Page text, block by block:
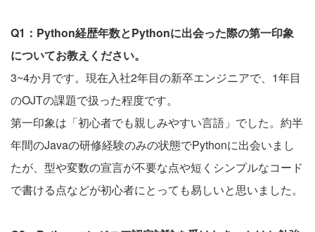
Q1：Python経歴年数とPythonに出会った際の第一印象
についてお教えください。
3~4か月です。現在入社2年目の新卒エンジニアで、1年目
のOJTの課題で扱った程度です。
第一印象は「初心者でも親しみやすい言語」でした。約半
年間のJavaの研修経験のみの状態でPythonに出会いまし
たが、型や変数の宣言が不要な点や短くシンプルなコード
で書ける点などが初心者にとっても易しいと思いました。